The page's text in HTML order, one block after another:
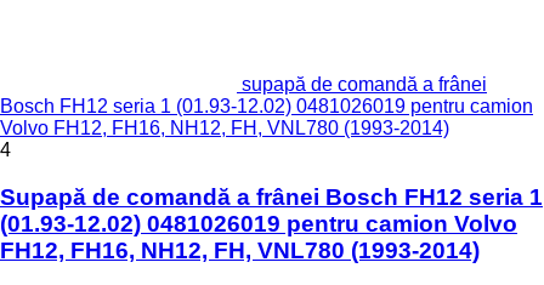
supapă de comandă a frânei
Bosch FH12 seria 1 (01.93-12.02) 0481026019 pentru camion
Volvo FH12, FH16, NH12, FH, VNL780 (1993-2014)
4
Supapă de comandă a frânei Bosch FH12 seria 1
(01.93-12.02) 0481026019 pentru camion Volvo
FH12, FH16, NH12, FH, VNL780 (1993-2014)